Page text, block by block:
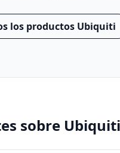
los productos Ubiquiti
sobre